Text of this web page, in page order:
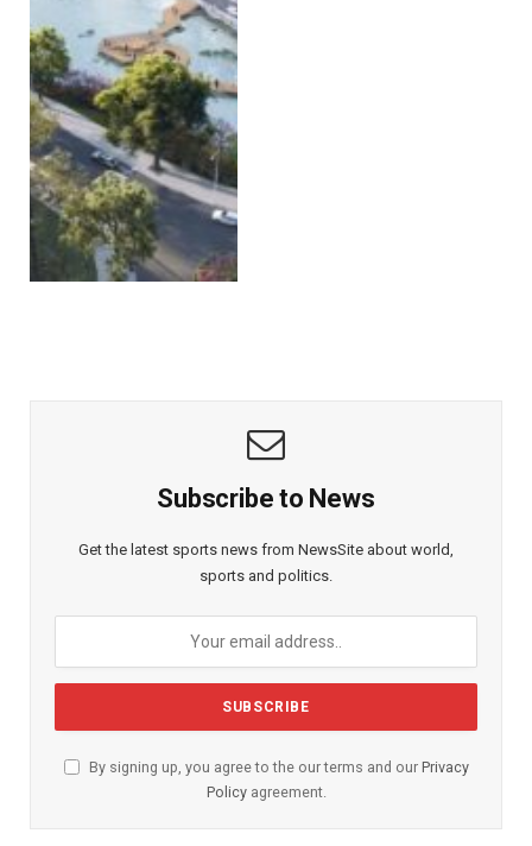
Subscribe to News
Get the latest sports news from NewsSite about world,
sports and politics.
By signing up, you agree to the our terms and our Privacy
Policyagreement.